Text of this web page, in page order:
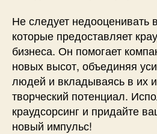
Не следует недооценивать
которые предоставляет
бизнеса. Он помогает
новых высот, объединяя
людей и вкладываясь в их
творческий потенциал.
краудсорсинг и придайте
новый импульс!